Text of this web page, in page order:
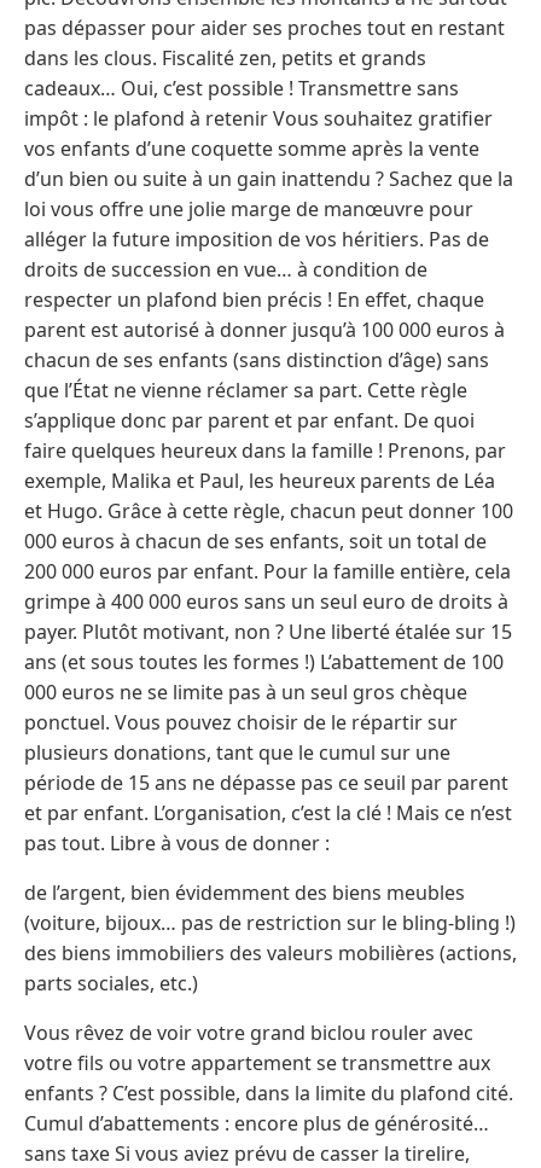
pas dépasser pour aider ses proches tout en restant
dans les clous. Fiscalité zen, petits et grands
cadeaux… Oui, c’est possible ! Transmettre sans
impôt : le plafond à retenir Vous souhaitez gratifier
vos enfants d’une coquette somme après la vente
d’un bien ou suite à un gain inattendu ? Sachez que la
loi vous offre une jolie marge de manœuvre pour
alléger la future imposition de vos héritiers. Pas de
droits de succession en vue… à condition de
respecter un plafond bien précis ! En effet, chaque
parent est autorisé à donner jusqu’à 100 000 euros à
chacun de ses enfants (sans distinction d’âge) sans
que l’État ne vienne réclamer sa part. Cette règle
s’applique donc par parent et par enfant. De quoi
faire quelques heureux dans la famille ! Prenons, par
exemple, Malika et Paul, les heureux parents de Léa
et Hugo. Grâce à cette règle, chacun peut donner 100
000 euros à chacun de ses enfants, soit un total de
200 000 euros par enfant. Pour la famille entière, cela
grimpe à 400 000 euros sans un seul euro de droits à
payer. Plutôt motivant, non ? Une liberté étalée sur 15
ans (et sous toutes les formes !) L’abattement de 100
000 euros ne se limite pas à un seul gros chèque
ponctuel. Vous pouvez choisir de le répartir sur
plusieurs donations, tant que le cumul sur une
période de 15 ans ne dépasse pas ce seuil par parent
et par enfant. L’organisation, c’est la clé ! Mais ce n’est
pas tout. Libre à vous de donner :
de l’argent, bien évidemment des biens meubles
(voiture, bijoux… pas de restriction sur le bling-bling !)
des biens immobiliers des valeurs mobilières (actions,
parts sociales, etc.)
Vous rêvez de voir votre grand biclou rouler avec
votre fils ou votre appartement se transmettre aux
enfants ? C’est possible, dans la limite du plafond cité.
Cumul d’abattements : encore plus de générosité…
sans taxe Si vous aviez prévu de casser la tirelire,